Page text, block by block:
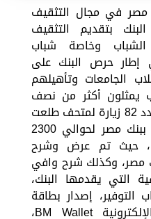
مصر في مجال التثقيف
بتقديم التثقيف
وخاصة شباب
إطار حرص البنك على
الجامعات وتأهيلهم
يمثلون أكثر من نصف
المجتمع ، و قد تم تنظيم عدد 82 زيارة لمتحف طلعت
حرب باشا بالمركز الرئيسي ببنك مصر لحوالي 2300
حيث تم عرض وشرح
مصر، وكذلك شرح وافي
التي يقدمها البنك،
إصدار بطاقة
ميزة وإصدار المحفظة الإلكترونية BM Wallet،